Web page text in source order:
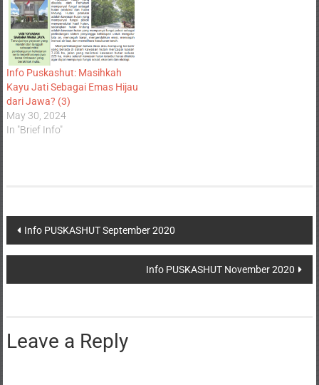
Info Puskashut: Masihkah
Kayu Jati Sebagai Emas Hijau
dari Jawa? (3)
May 30, 2024
In "Brief Info"
Info PUSKASHUT September 2020
Info PUSKASHUT November 2020
Leave a Reply